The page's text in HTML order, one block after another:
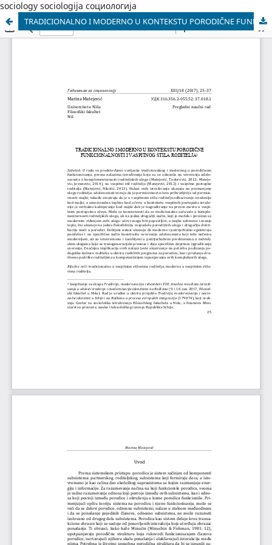
sociology sociologija социологија
TRADICIONALNO I MODERNO U KONTEKSTU PORODIČNE FUNKCIONALNOSTI I VASPITNOG STILA RODITELJA